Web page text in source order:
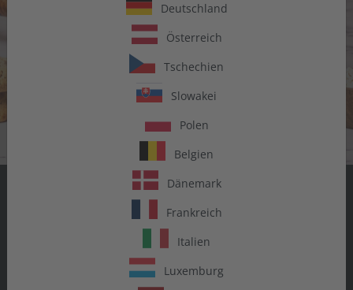
Deutschland
Österreich
Tschechien
Slowakei
Polen
Belgien
Dänemark
Frankreich
Italien
Luxemburg
SAG JA ZU
GESCHMACK
Entdecke eine Welt voller Aromen.